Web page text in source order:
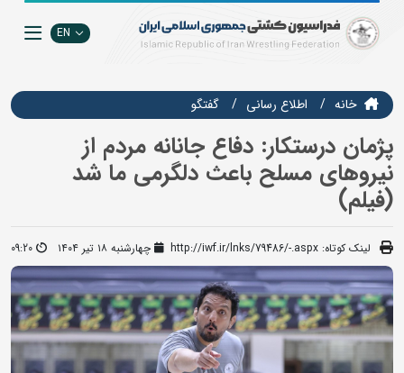
EN
خانه اطلاع رسانی گفتگو
پژمان درستکار: دفاع جانانه مردم از
نیروهای مسلح باعث دلگرمی ما شد
(فیلم)
لینک کوتاه: http://iwf.ir/lnks/79486/-.aspx چهارشنبه ۱۸ تیر ۱۴۰۴ 09:20